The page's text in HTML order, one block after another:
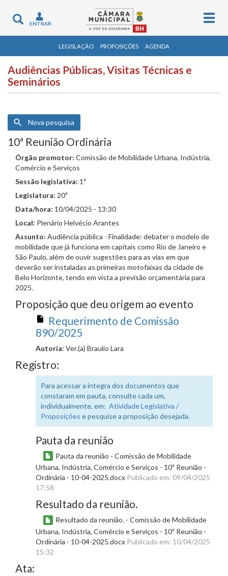
Toggle
navigation
ENTRAR
LEGISLAÇÃO PROPOSIÇÕES AGENDA
Audiências Públicas, Visitas Técnicas e
Seminários
Nova pesquisa
10ª Reunião Ordinária
Órgão promotor: Comissão de Mobilidade Urbana, Indústria,
Comércio e Serviços
Sessão legislativa: 1ª
Legislatura: 20ª
Data/hora: 10/04/2025 - 13:30
Local: Plenário Helvécio Arantes
Assunto: Audiência pública - Finalidade: debater o modelo de
mobilidade que já funciona em capitais como Rio de Janeiro e
São Paulo, além de ouvir sugestões para as vias em que
deverão ser instaladas as primeiras motofaixas da cidade de
Belo Horizonte, tendo em vista a previsão orçamentária para
2025.
Proposição que deu origem ao evento
Requerimento de Comissão
890/2025
Autoria: Ver.(a) Braulio Lara
Registro:
Para acessar a íntegra dos documentos que
constaram em pauta, consulte cada um,
individualmente, em: Atividade Legislativa /
Proposições e pesquise a proposição desejada.
Pauta da reunião
Pauta da reunião - Comissão de Mobilidade
Urbana, Indústria, Comércio e Serviços - 10ª Reunião -
Ordinária - 10-04-2025.docx Publicado em: 09/04/2025
17:58
Resultado da reunião.
Resultado da reunião. - Comissão de Mobilidade
Urbana, Indústria, Comércio e Serviços - 10ª Reunião -
Ordinária - 10-04-2025.docx Publicado em: 10/04/2025
15:32
Ata: